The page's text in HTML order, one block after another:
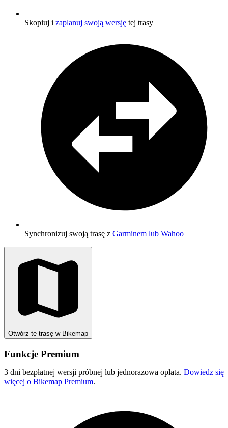
Skopiuj i zaplanuj swoją wersję tej trasy
Synchronizuj swoją trasę z Garminem lub Wahoo
Otwórz tę trasę w Bikemap
Funkcje Premium
3 dni bezpłatnej wersji próbnej lub jednorazowa opłata. Dowiedz się
więcej o Bikemap Premium.